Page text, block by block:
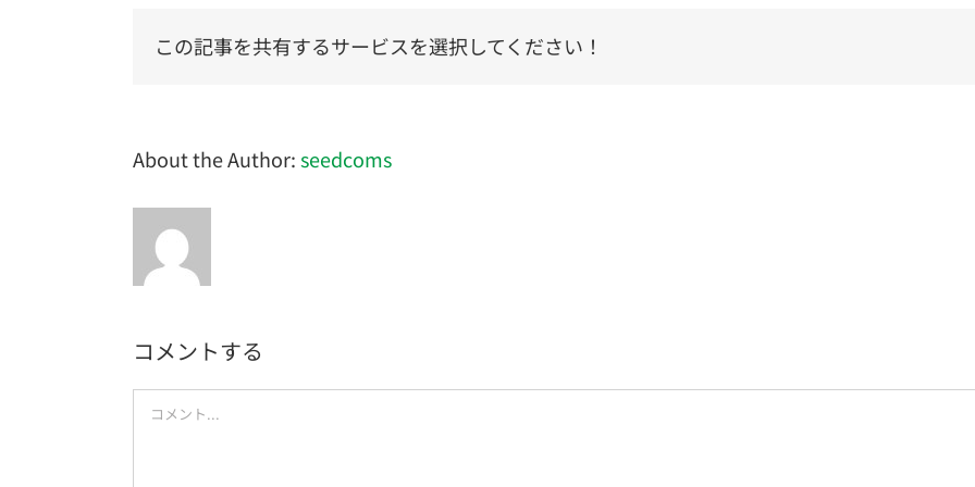
この記事を共有するサービスを選択してください！
About the Author:seedcoms
コメントする